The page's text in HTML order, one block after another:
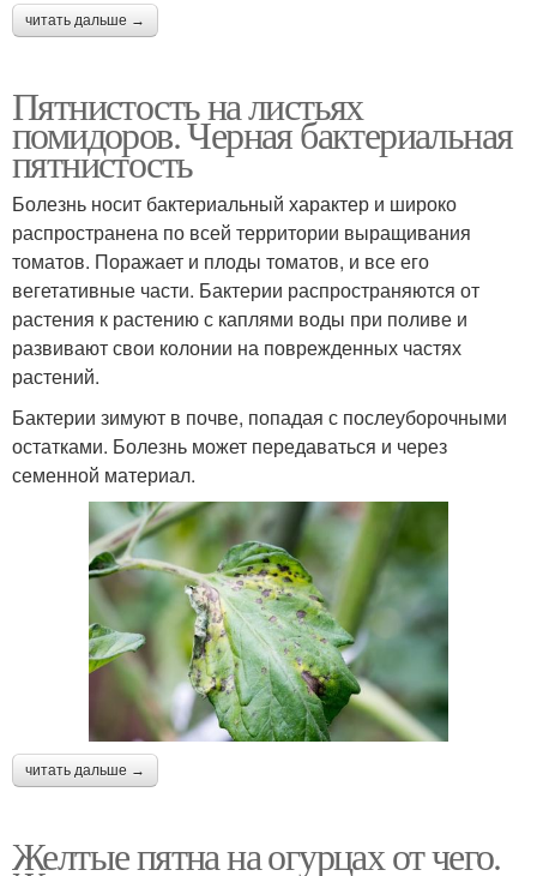
читать дальше →
Пятнистость на листьях
помидоров. Черная бактериальная
пятнистость
Болезнь носит бактериальный характер и широко
распространена по всей территории выращивания
томатов. Поражает и плоды томатов, и все его
вегетативные части. Бактерии распространяются от
растения к растению с каплями воды при поливе и
развивают свои колонии на поврежденных частях
растений.
Бактерии зимуют в почве, попадая с послеуборочными
остатками. Болезнь может передаваться и через
семенной материал.
читать дальше →
Желтые пятна на огурцах от чего.